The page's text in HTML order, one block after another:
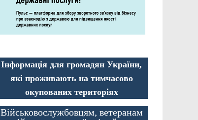
Інформація для громадян України,
які проживають на тимчасово
окупованих територіях
Військовослужбовцям, ветеранам